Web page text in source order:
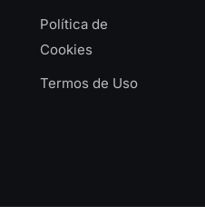
Política de
Cookies
Termos de Uso